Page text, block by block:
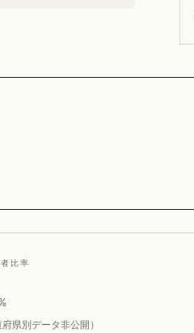
比率
県別データ非公開）